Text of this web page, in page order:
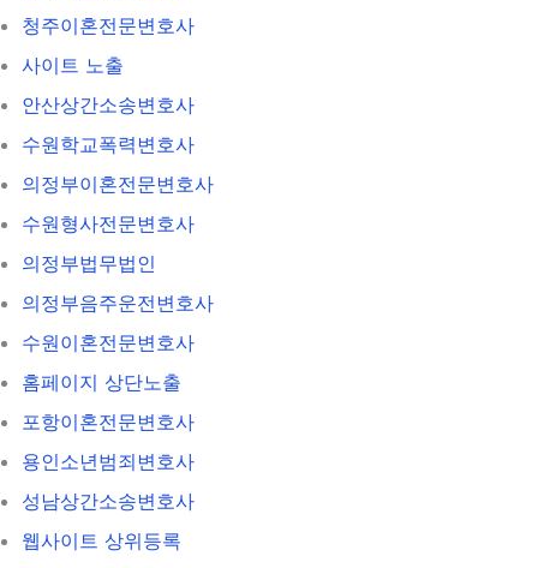
청주이혼전문변호사
사이트 노출
안산상간소송변호사
수원학교폭력변호사
의정부이혼전문변호사
수원형사전문변호사
의정부법무법인
의정부음주운전변호사
수원이혼전문변호사
홈페이지 상단노출
포항이혼전문변호사
용인소년범죄변호사
성남상간소송변호사
웹사이트 상위등록